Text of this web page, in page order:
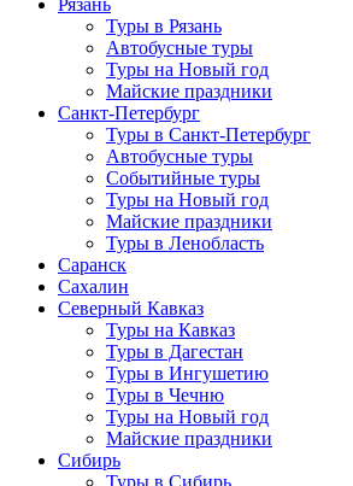
Туры в Рязань
Автобусные туры
Туры на Новый год
Майские праздники
Санкт-Петербург
Туры в Санкт-Петербург
Автобусные туры
Событийные туры
Туры на Новый год
Майские праздники
Туры в Ленобласть
Саранск
Сахалин
Северный Кавказ
Туры на Кавказ
Туры в Дагестан
Туры в Ингушетию
Туры в Чечню
Туры на Новый год
Майские праздники
Сибирь
Туры в Сибирь